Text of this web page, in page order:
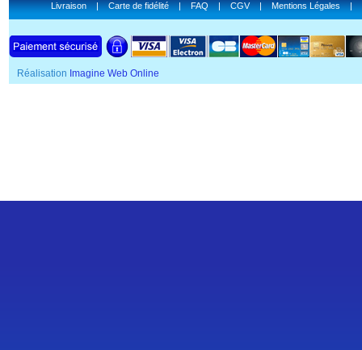
Livraison|Carte de fidélité|FAQ|CGV|Mentions Légales|
Réalisation Imagine Web Online